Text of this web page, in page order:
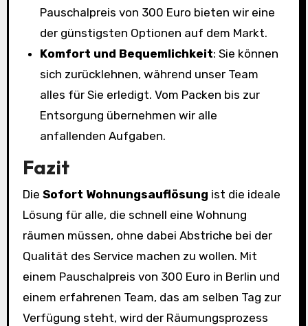
Pauschalpreis von 300 Euro bieten wir eine
der günstigsten Optionen auf dem Markt.
Komfort und Bequemlichkeit: Sie können
sich zurücklehnen, während unser Team
alles für Sie erledigt. Vom Packen bis zur
Entsorgung übernehmen wir alle
anfallenden Aufgaben.
Fazit
Die Sofort Wohnungsauflösung ist die ideale
Lösung für alle, die schnell eine Wohnung
räumen müssen, ohne dabei Abstriche bei der
Qualität des Service machen zu wollen. Mit
einem Pauschalpreis von 300 Euro in Berlin und
einem erfahrenen Team, das am selben Tag zur
Verfügung steht, wird der Räumungsprozess